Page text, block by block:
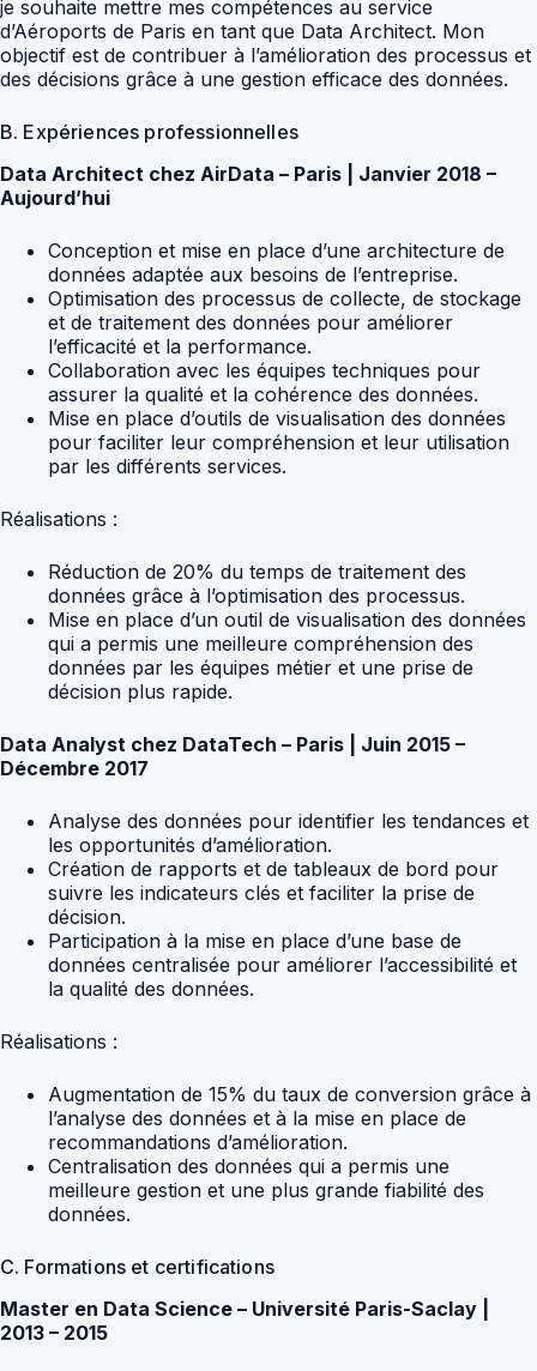
je souhaite mettre mes compétences au service
d’Aéroports de Paris en tant que Data Architect. Mon
objectif est de contribuer à l’amélioration des processus et
des décisions grâce à une gestion efficace des données.
B. Expériences professionnelles
Data Architect chez AirData – Paris | Janvier 2018 –
Aujourd’hui
Conception et mise en place d’une architecture de
données adaptée aux besoins de l’entreprise.
Optimisation des processus de collecte, de stockage
et de traitement des données pour améliorer
l’efficacité et la performance.
Collaboration avec les équipes techniques pour
assurer la qualité et la cohérence des données.
Mise en place d’outils de visualisation des données
pour faciliter leur compréhension et leur utilisation
par les différents services.
Réalisations :
Réduction de 20% du temps de traitement des
données grâce à l’optimisation des processus.
Mise en place d’un outil de visualisation des données
qui a permis une meilleure compréhension des
données par les équipes métier et une prise de
décision plus rapide.
Data Analyst chez DataTech – Paris | Juin 2015 –
Décembre 2017
Analyse des données pour identifier les tendances et
les opportunités d’amélioration.
Création de rapports et de tableaux de bord pour
suivre les indicateurs clés et faciliter la prise de
décision.
Participation à la mise en place d’une base de
données centralisée pour améliorer l’accessibilité et
la qualité des données.
Réalisations :
Augmentation de 15% du taux de conversion grâce à
l’analyse des données et à la mise en place de
recommandations d’amélioration.
Centralisation des données qui a permis une
meilleure gestion et une plus grande fiabilité des
données.
C. Formations et certifications
Master en Data Science – Université Paris-Saclay |
2013 – 2015